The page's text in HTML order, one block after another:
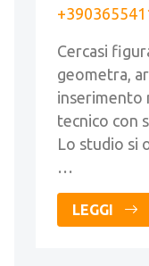
Cercasi
geometra,
inserimento
tecnico con
Lo studio si
…
LEGGI